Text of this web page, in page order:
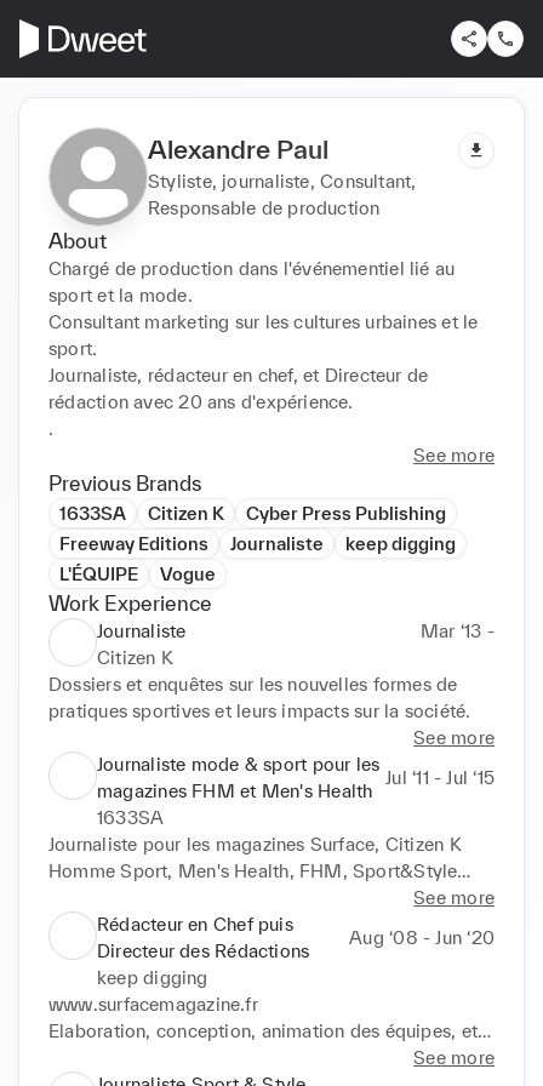
Alexandre Paul
Styliste, journaliste, Consultant,
Responsable de production
About
Chargé de production dans l'événementiel lié au
sport et la mode.
Consultant marketing sur les cultures urbaines et le
sport.
Journaliste, rédacteur en chef, et Directeur de
rédaction avec 20 ans d'expérience.
.
See more
Previous Brands
1633SA Citizen K
Cyber Press Publishing
Freeway Editions
Journaliste
keep digging
L'ÉQUIPE
Vogue
Work Experience
Journaliste
Mar ‘13 -
Citizen K
Dossiers et enquêtes sur les nouvelles formes de
pratiques sportives et leurs impacts sur la société.
See more
Journaliste mode & sport pour les
magazines FHM et Men's Health
Jul ‘11 - Jul ‘15
1633SA
Journaliste pour les magazines Surface, Citizen K
Homme Sport, Men's Health, FHM, Sport&Style
Domaines d'intervention : Sport, culture, société,
mode.
See more
Rédacteur en Chef puis
Directeur des Rédactions
Aug ‘08 - Jun ‘20
keep digging
www.surfacemagazine.fr
Elaboration, conception, animation des équipes, et
suivi de fabrication du magazine Surface Football
See more